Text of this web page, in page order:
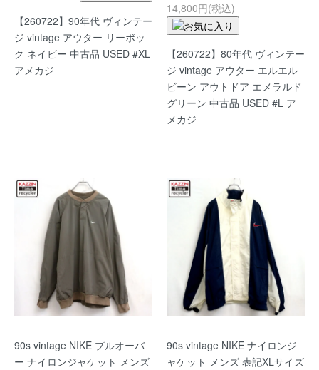
【260722】90年代 ヴィンテー
ジ vintage アウター リーボッ
ク ネイビー 中古品 USED #XL
アメカジ
14,800円(税込)
【260722】80年代 ヴィンテー
ジ vintage アウター エルエル
ビーン アウトドア エメラルド
グリーン 中古品 USED #L ア
メカジ
90s vintage NIKE プルオーバ
ー ナイロンジャケット メンズ
90s vintage NIKE ナイロンジ
ャケット メンズ 表記XLサイズ